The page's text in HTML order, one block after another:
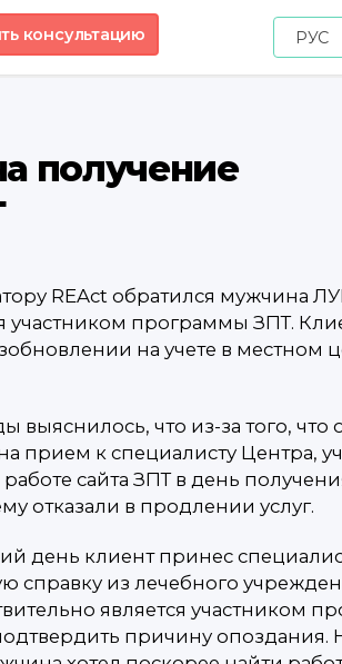
консультацию РУС
получение
REAct обратился мужчина
программы ЗПТ.
на учете в местном
выяснилось, что из-за того,
прием к специалисту Центра,
сайта ЗПТ в день
отказали в продлении услуг.
день клиент принес
справку из лечебного
является участником
причину опоздания.